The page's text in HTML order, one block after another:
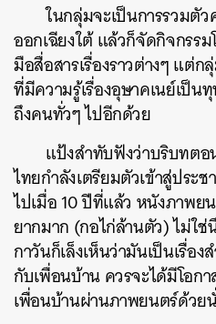
ในกลุ่มจะเป็นการรวมตั
ออกเฉียงใต้ แล้วก็จัดกิจกรร
มือสื่อสารเรื่องราวต่างๆ แต่
ที่มีความรู้เรื่องอุษาคเนย์เป็
ถึงคนทั่วๆ ไปอีกด้วย
แป้งสำทับฟังว่าบริบทตอ
ไทยกำลังเตรียมตัวเข้าสู่ประ
ไปเมื่อ 10 ปีที่แล้ว หนังภาพ
ยากมาก (กอไก่ล้านตัว) ไม่ใ
กาวันก็เล็งเห็นว่ามันเป็นเรื่
กับเพื่อนบ้าน ควรจะได้มีโอกา
เพื่อนบ้านผ่านภาพยนตร์ด้วย